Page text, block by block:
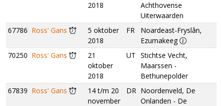
2018
Achthovense
Uiterwaarden
67786 Ross' Gans
5 oktober
2018
FR
Noardeast-Fryslân,
Ezumakeeg
70250 Ross' Gans
21
oktober
2018
UT Stichtse Vecht,
Maarssen -
Bethunepolder
67839 Ross' Gans
14 t/m 20
november
DR Noordenveld, De
Onlanden - De